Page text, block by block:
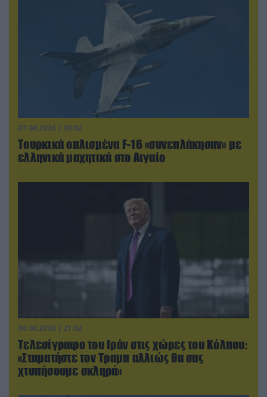
07.08.2026 | 00:02
Τουρκικά οπλισμένα F-16 «συνεπλάκησαν» με
ελληνικά μαχητικά στο Αιγαίο
06.08.2026 | 21:02
Τελεσίγραφο του Ιράν στις χώρες του Κόλπου:
«Σταματήστε τον Τραμπ αλλιώς θα σας
χτυπήσουμε σκληρά»